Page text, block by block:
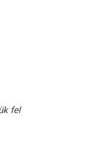
fel